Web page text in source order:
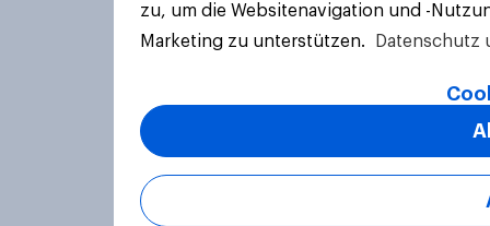
zu, um die Websitenavigation und -
Marketing zu unterstützen.
Datenschutz